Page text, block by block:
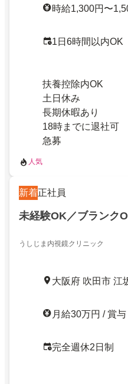
時給1,300円〜
1日6時間以内OK
扶養控除内OK
土日休み
長期休暇あり
18時までに退社可
急募
人気
新着正社員
未経験OK／ブランク
うしじま内視鏡クリニック
大阪府 吹田市 江
月給30万円 / 賞
完全週休2日制